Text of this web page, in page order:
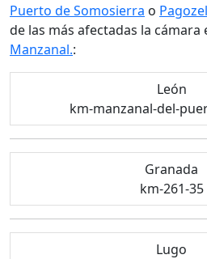
Puerto de Somosierra o
de las más afectadas la cámara
Manzanal.:
León
km-manzanal-del-
Granada
km-261-35
Lugo